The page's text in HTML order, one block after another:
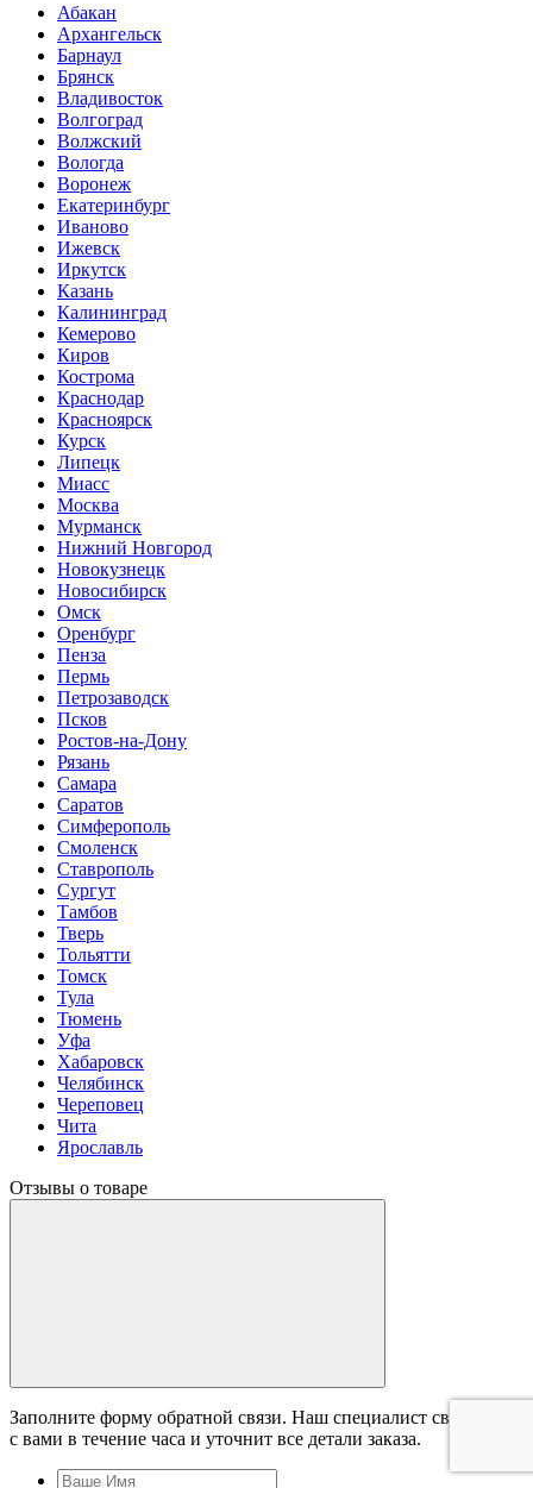
Абакан
Архангельск
Барнаул
Брянск
Владивосток
Волгоград
Волжский
Вологда
Воронеж
Екатеринбург
Иваново
Ижевск
Иркутск
Казань
Калининград
Кемерово
Киров
Кострома
Краснодар
Красноярск
Курск
Липецк
Миасс
Москва
Мурманск
Нижний Новгород
Новокузнецк
Новосибирск
Омск
Оренбург
Пенза
Пермь
Петрозаводск
Псков
Ростов-на-Дону
Рязань
Самара
Саратов
Симферополь
Смоленск
Ставрополь
Сургут
Тамбов
Тверь
Тольятти
Томск
Тула
Тюмень
Уфа
Хабаровск
Челябинск
Череповец
Чита
Ярославль
Отзывы о товаре
Заполните форму обратной связи. Наш специалист свяжется
с вами в течение часа и уточнит все детали заказа.